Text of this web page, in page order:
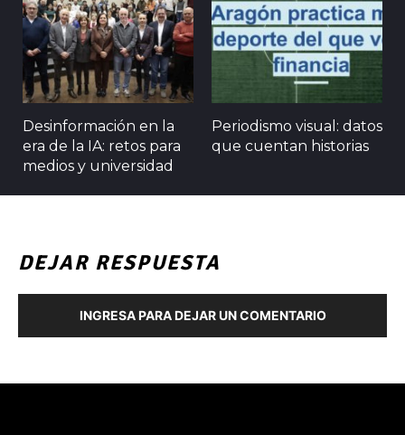
Desinformación en la
era de la IA: retos para
medios y universidad
Periodismo visual: datos
que cuentan historias
DEJAR RESPUESTA
INGRESA PARA DEJAR UN COMENTARIO